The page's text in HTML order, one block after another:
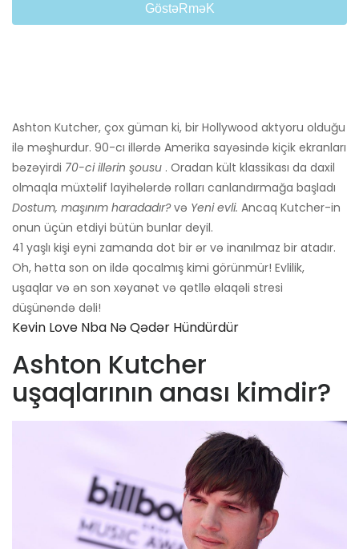
GöstəRməK
Ashton Kutcher, çox güman ki, bir Hollywood aktyoru olduğu
ilə məşhurdur. 90-cı illərdə Amerika sayəsində kiçik ekranları
bəzəyirdi 70-ci illərin şousu . Oradan kült klassikası da daxil
olmaqla müxtəlif layihələrdə rolları canlandırmağa başladı
Dostum, maşınım haradadır?və Yeni evli. Ancaq Kutcher-in
onun üçün etdiyi bütün bunlar deyil.
41 yaşlı kişi eyni zamanda dot bir ər və inanılmaz bir atadır.
Oh, hətta son on ildə qocalmış kimi görünmür! Evlilik,
uşaqlar və ən son xəyanət və qətllə əlaqəli stresi
düşünəndə dəli!
Kevin Love Nba Nə Qədər Hündürdür
Ashton Kutcher
uşaqlarının anası kimdir?